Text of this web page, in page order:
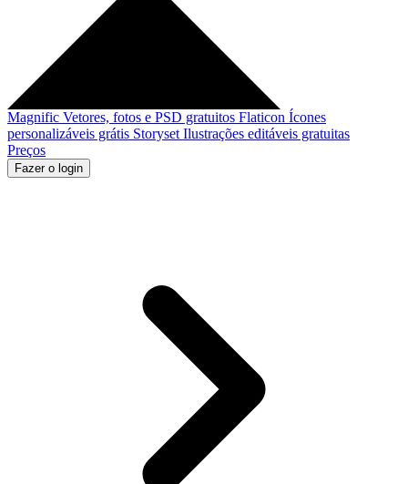
Magnific Vetores, fotos e PSD gratuitos Flaticon Ícones
personalizáveis grátis Storyset Ilustrações editáveis gratuitas
Preços
Fazer o login